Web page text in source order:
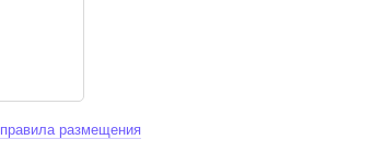
правила размещения